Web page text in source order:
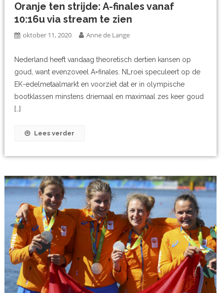
Oranje ten strijde: A-finales vanaf
10:16u via stream te zien
oktober 11, 2020 Anne de Lange
Nederland heeft vandaag theoretisch dertien kansen op
goud, want evenzoveel A=finales. NLroei speculeert op de
EK-edelmetaalmarkt en voorziet dat er in olympische
bootklassen minstens driemaal en maximaal zes keer goud
[…]
Lees verder